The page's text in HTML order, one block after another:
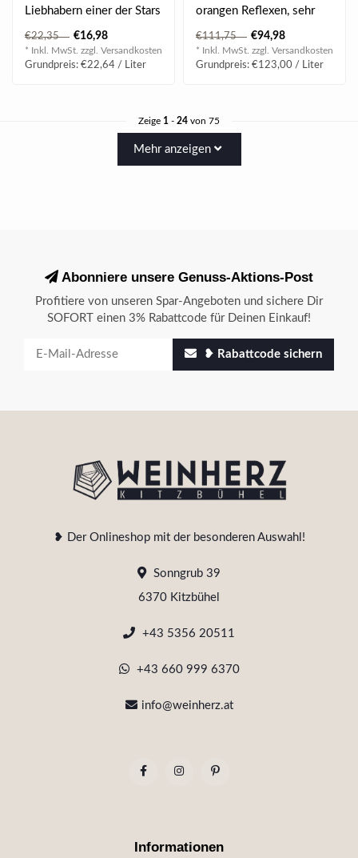
Liebhabern einer der Stars
aus der Provence. Ein
strahlendes L..
€22,35 €16,98
* Inkl. MwSt. zzgl. Versandkosten
Grundpreis: €22,64 / Liter
orangen Reflexen, sehr
feine Perlage, subtile
Aromen von r..
€111,75 €94,98
* Inkl. MwSt. zzgl. Versandkosten
Grundpreis: €123,00 / Liter
Zeige 1 - 24 von 75
Mehr anzeigen
Abonniere unsere Genuss-Aktions-Post
Profitiere von unseren Spar-Angeboten und sichere Dir
SOFORT einen 3% Rabattcode für Deinen Einkauf!
❥ Rabattcode sichern
❥ Der Onlineshop mit der besonderen Auswahl!
Sonngrub 39
6370 Kitzbühel
+43 5356 20511
+43 660 999 6370
info@weinherz.at
Informationen